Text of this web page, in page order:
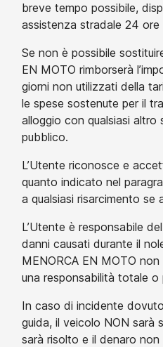
breve tempo possibile,
assistenza stradale 24 ore
Se non è possibile
EN MOTO rimborserà
giorni non utilizzati della
le spese sostenute per il
alloggio con qualsiasi
pubblico.
L’Utente riconosce e
quanto indicato nel
a qualsiasi risarcimento se
L’Utente è responsabile
danni causati durante il
MENORCA EN MOTO
una responsabilità totale
In caso di incidente
guida, il veicolo NON sarà
sarà risolto e il denaro